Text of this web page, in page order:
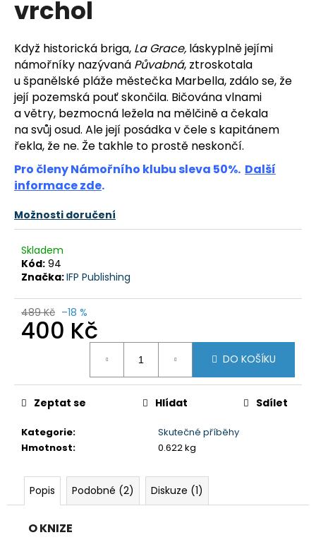
vrchol
Když historická briga, La Grace, láskyplně jejími
námořníky nazývaná Půvabná, ztros­kotala
u španělské pláže městečka Marbella, zdálo se, že
její pozemská pouť skončila. Bičována vlnami
a větry, bezmocná ležela na mělčině a čekala
na svůj osud. Ale její posádka v čele s kapitánem
řekla, že ne. Že takhle to prostě neskončí.
Pro členy Námořního klubu sleva 50%. Další
informace zde.
Možnosti doručení
Skladem
Kód: 94
Značka:IFP Publishing
489 Kč –18 %
400 Kč
DO KOŠÍKU
Kategorie:
Skutečné příběhy
Hmotnost: 0.622 kg
Zeptat se Hlídat Sdílet
Popis Podobné (2) Diskuze (1)
O KNIZE
a
í
t
?
HLEDAT
D
p
o
u
č
u
m
e
KOMPLETNÍ
PRŮVODCE
JACHTAŘE
Kč
249